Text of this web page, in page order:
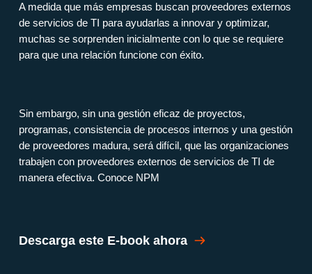
A medida que más empresas buscan proveedores externos
de servicios de TI para ayudarlas a innovar y optimizar,
muchas se sorprenden inicialmente con lo que se requiere
para que una relación funcione con éxito.
Sin embargo, sin una gestión eficaz de proyectos,
programas, consistencia de procesos internos y una gestión
de proveedores madura, será difícil, que las organizaciones
trabajen con proveedores externos de servicios de TI de
manera efectiva. Conoce NPM
Descarga este E-book ahora